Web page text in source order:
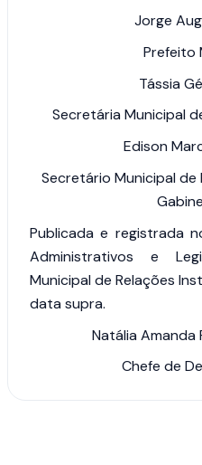
Jorge
Prefeito
Tássia
Secretária Municipal
Edison
Secretário Municipal de
Publicada e registrada
Administrativos e
Municipal de Relações
data supra.
Natália Amanda
Chefe de